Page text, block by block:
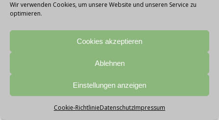
Wir verwenden Cookies, um unsere Website und unseren Service zu
optimieren.
Cookies akzeptieren
Ablehnen
Einstellungen anzeigen
Cookie-RichtlinieDatenschutzImpressum
weil das halt einfach sehr sehr coole Konzerte sind
ANTWORTEN
ich würde die Karten super gern meinem Freund als